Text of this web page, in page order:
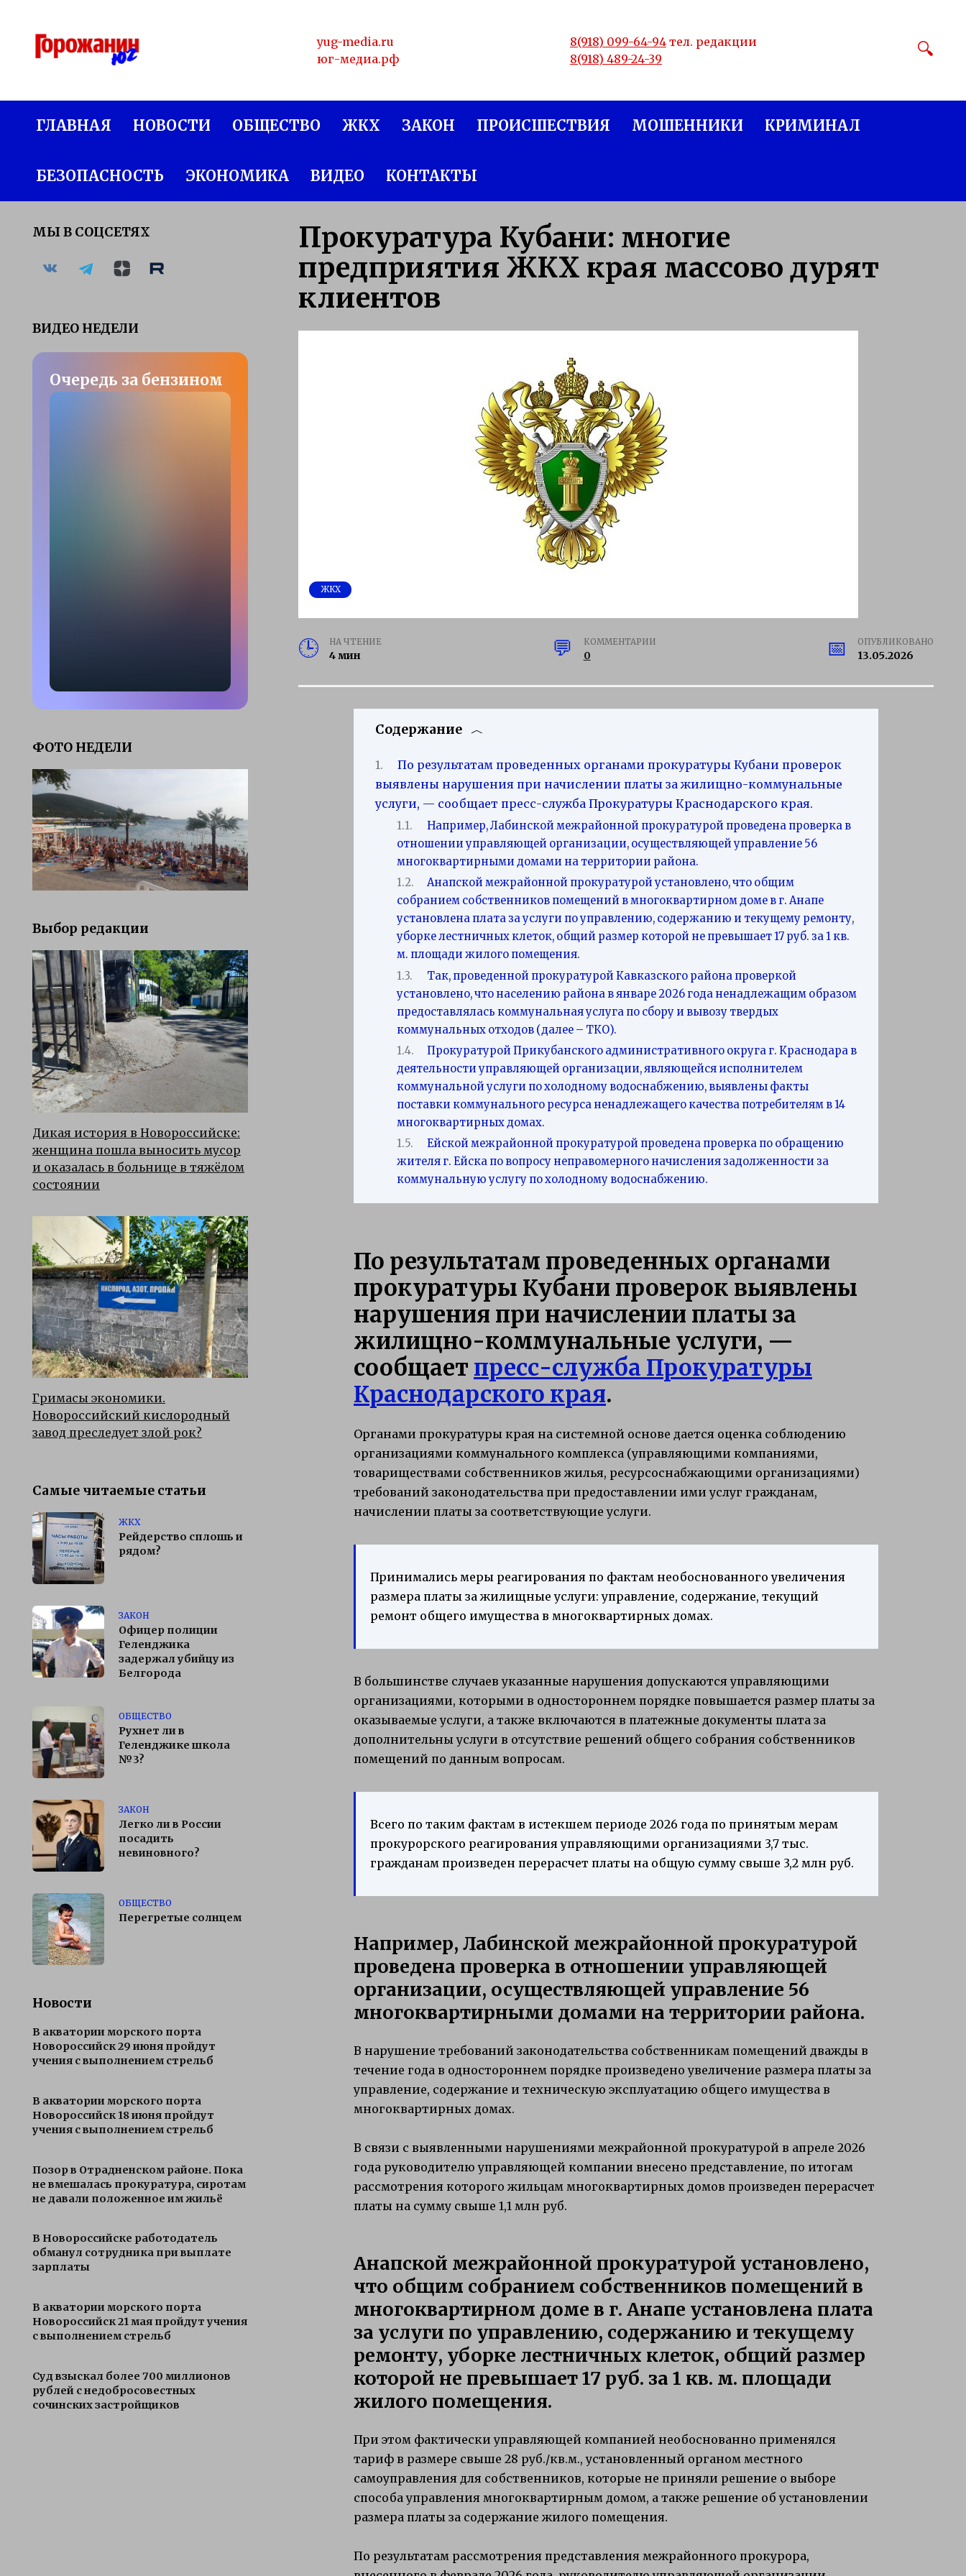
содержанию
yug-media.ru
юг-медиа.рф
8(918) 099-64-94тел. редакции
8(918) 489-24-39
ГЛАВНАЯ НОВОСТИ ОБЩЕСТВО ЖКХ ЗАКОН ПРОИСШЕСТВИЯ МОШЕННИКИ КРИМИНАЛ
БЕЗОПАСНОСТЬ ЭКОНОМИКА ВИДЕО КОНТАКТЫ
Прокуратура Кубани: многие
предприятия ЖКХ края массово дурят
клиентов
ЖКХ
НА ЧТЕНИЕ
4 мин
КОММЕНТАРИИ
0
ОПУБЛИКОВАНО
13.05.2026
Содержание
По результатам проведенных органами прокуратуры Кубани проверок
выявлены нарушения при начислении платы за жилищно-коммунальные
услуги, — сообщает пресс-служба Прокуратуры Краснодарского края.
Например, Лабинской межрайонной прокуратурой проведена проверка в
отношении управляющей организации, осуществляющей управление 56
многоквартирными домами на территории района.
Анапской межрайонной прокуратурой установлено, что общим
собранием собственников помещений в многоквартирном доме в г. Анапе
установлена плата за услуги по управлению, содержанию и текущему ремонту,
уборке лестничных клеток, общий размер которой не превышает 17 руб. за 1 кв.
м. площади жилого помещения.
Так, проведенной прокуратурой Кавказского района проверкой
установлено, что населению района в январе 2026 года ненадлежащим образом
предоставлялась коммунальная услуга по сбору и вывозу твердых
коммунальных отходов (далее – ТКО).
Прокуратурой Прикубанского административного округа г. Краснодара в
деятельности управляющей организации, являющейся исполнителем
коммунальной услуги по холодному водоснабжению, выявлены факты
поставки коммунального ресурса ненадлежащего качества потребителям в 14
многоквартирных домах.
Ейской межрайонной прокуратурой проведена проверка по обращению
жителя г. Ейска по вопросу неправомерного начисления задолженности за
коммунальную услугу по холодному водоснабжению.
По результатам проведенных органами
прокуратуры Кубани проверок выявлены
нарушения при начислении платы за
жилищно-коммунальные услуги, —
сообщает пресс-служба Прокуратуры
Краснодарского края.
Органами прокуратуры края на системной основе дается оценка соблюдению
организациями коммунального комплекса (управляющими компаниями,
товариществами собственников жилья, ресурсоснабжающими организациями)
требований законодательства при предоставлении ими услуг гражданам,
начислении платы за соответствующие услуги.
Принимались меры реагирования по фактам необоснованного увеличения
размера платы за жилищные услуги: управление, содержание, текущий
ремонт общего имущества в многоквартирных домах.
В большинстве случаев указанные нарушения допускаются управляющими
организациями, которыми в одностороннем порядке повышается размер платы за
оказываемые услуги, а также включаются в платежные документы плата за
дополнительны услуги в отсутствие решений общего собрания собственников
помещений по данным вопросам.
Всего по таким фактам в истекшем периоде 2026 года по принятым мерам
прокурорского реагирования управляющими организациями 3,7 тыс.
гражданам произведен перерасчет платы на общую сумму свыше 3,2 млн руб.
Например, Лабинской межрайонной прокуратурой
проведена проверка в отношении управляющей
организации, осуществляющей управление 56
многоквартирными домами на территории района.
В нарушение требований законодательства собственникам помещений дважды в
течение года в одностороннем порядке произведено увеличение размера платы за
управление, содержание и техническую эксплуатацию общего имущества в
многоквартирных домах.
В связи с выявленными нарушениями межрайонной прокуратурой в апреле 2026
года руководителю управляющей компании внесено представление, по итогам
рассмотрения которого жильцам многоквартирных домов произведен перерасчет
платы на сумму свыше 1,1 млн руб.
Анапской межрайонной прокуратурой установлено,
что общим собранием собственников помещений в
многоквартирном доме в г. Анапе установлена плата
за услуги по управлению, содержанию и текущему
ремонту, уборке лестничных клеток, общий размер
которой не превышает 17 руб. за 1 кв. м. площади
жилого помещения.
При этом фактически управляющей компанией необоснованно применялся
тариф в размере свыше 28 руб./кв.м., установленный органом местного
самоуправления для собственников, которые не приняли решение о выборе
способа управления многоквартирным домом, а также решение об установлении
размера платы за содержание жилого помещения.
По результатам рассмотрения представления межрайонного прокурора,
МЫ В СОЦСЕТЯХ
ВИДЕО НЕДЕЛИ
Очередь за бензином
ФОТО НЕДЕЛИ
Выбор редакции
Дикая история в Новороссийске:
женщина пошла выносить мусор
и оказалась в больнице в тяжёлом
состоянии
Гримасы экономики.
Новороссийский кислородный
завод преследует злой рок?
Самые читаемые статьи
ЖКХ
Рейдерство сплошь и
рядом?
ЗАКОН
Офицер полиции
Геленджика
задержал убийцу из
Белгорода
ОБЩЕСТВО
Рухнет ли в
Геленджике школа
№3?
ЗАКОН
Легко ли в России
посадить
невиновного?
ОБЩЕСТВО
Перегретые солнцем
Новости
В акватории морского порта
Новороссийск 29 июня пройдут
учения с выполнением стрельб
В акватории морского порта
Новороссийск 18 июня пройдут
учения с выполнением стрельб
Позор в Отрадненском районе. Пока
не вмешалась прокуратура, сиротам
не давали положенное им жильё
В Новороссийске работодатель
обманул сотрудника при выплате
зарплаты
В акватории морского порта
Новороссийск 21 мая пройдут учения
с выполнением стрельб
Суд взыскал более 700 миллионов
рублей с недобросовестных
сочинских застройщиков